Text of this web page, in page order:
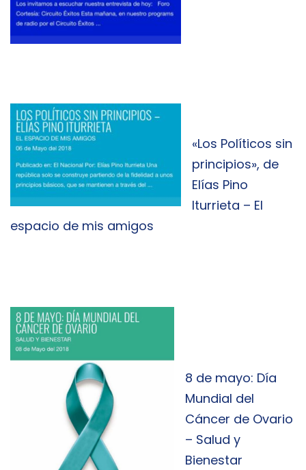
«Los Políticos sin
principios», de
Elías Pino
Iturrieta – El
espacio de mis amigos
8 de mayo: Día
Mundial del
Cáncer de Ovario
– Salud y
Bienestar